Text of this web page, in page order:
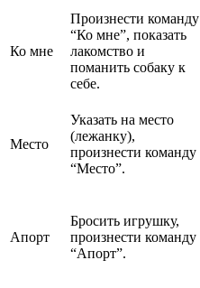
Ко мне
Произнести команду
“Ко мне”, показать
лакомство и
поманить собаку к
себе.
Место
Указать на место
(лежанку),
произнести команду
“Место”.
Апорт
Бросить игрушку,
произнести команду
“Апорт”.